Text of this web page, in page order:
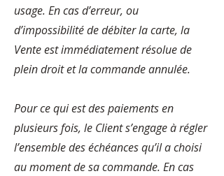
usage. En cas d’erreur, ou
d’impossibilité de débiter la carte, la
Vente est immédiatement résolue de
plein droit et la commande annulée.
Pour ce qui est des paiements en
plusieurs fois, le Client s’engage à régler
l’ensemble des échéances qu’il a choisi
au moment de sa commande. En cas